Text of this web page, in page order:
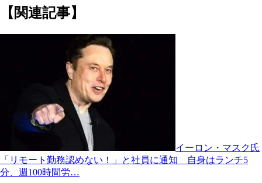
【関連記事】
イーロン・マスク氏
「リモート勤務認めない！」と社員に通知 自身はランチ5
分、週100時間労…